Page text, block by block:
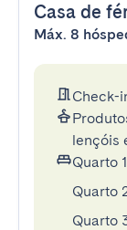
Casa de
Máx. 8
Check-
lençóis
Quarto 1
Quarto
Quarto